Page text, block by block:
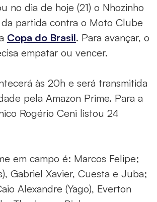
no dia de hoje (21) o Nhozinho
partida contra o Moto Clube
Copa do Brasil. Para avançar, o
empatar ou vencer.
às 20h e será transmitida
pela Amazon Prime. Para a
Rogério Ceni listou 24
em campo é: Marcos Felipe;
Gabriel Xavier, Cuesta e Juba;
Alexandre (Yago), Everton